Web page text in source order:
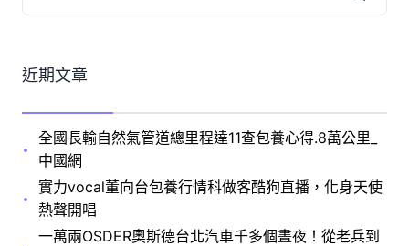
近期文章
全國長輸自然氣管道總里程達11查包養心得.8萬公里_
中國網
實力vocal董向台包養行情科做客酷狗直播，化身天使
熱聲開唱
一萬兩OSDER奧斯德台北汽車千多個晝夜！從老兵到